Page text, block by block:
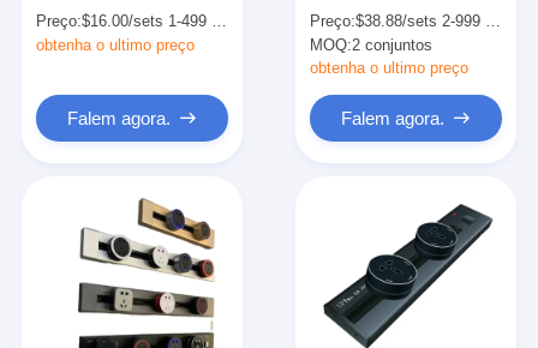
Produtos
Quem Somos
Fábrica
e conector sem fio
Preço:$16.00/sets 1-499 sets
obtenha o ultimo preço
Falem agora.
personalizados para
cozinha ou escritório
Preço:$38.88/sets 2-999 sets
MOQ:2 conjuntos
obtenha o ultimo preço
Falem agora.